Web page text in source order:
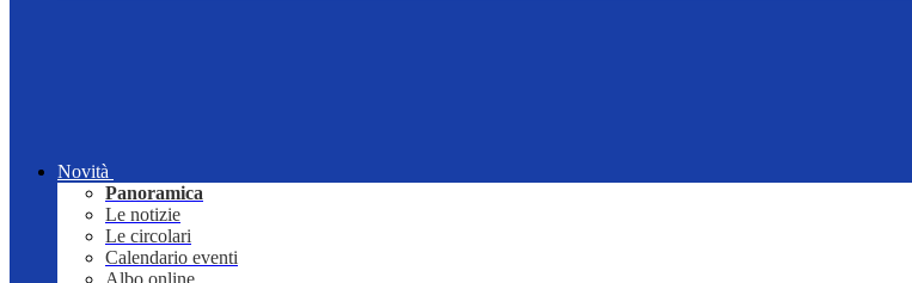
Novità
Panoramica
Le notizie
Le circolari
Calendario eventi